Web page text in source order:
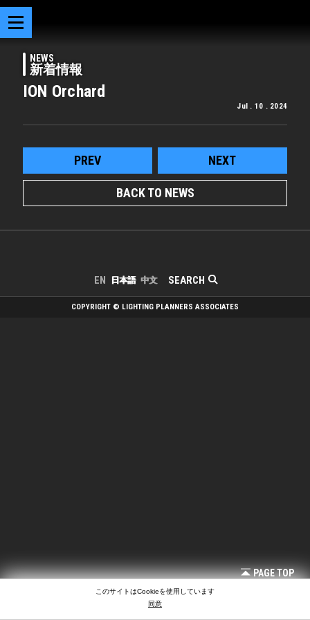
NEWS
新着情報
ION Orchard
Jul . 10 . 2024
PREV NEXT
BACK TO NEWS
SEARCH
EN 日本語 中文
PAGE TOP
COPYRIGHT © LIGHTING PLANNERS ASSOCIATES
このサイトはCookieを使用しています
同意